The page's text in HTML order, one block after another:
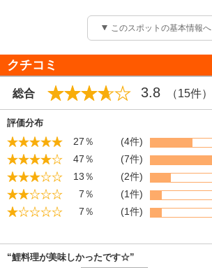
このスポットの基本情報へ
クチコミ
総合 3.8 （15件）
評価分布
27％
(4件)
47％
(7件)
13％
(2件)
7％
(1件)
7％
(1件)
“鯉料理が美味しかったです☆”